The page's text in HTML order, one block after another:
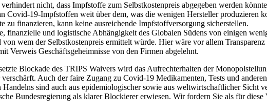
nicht, dass Impfstoffe zum Selbstkostenpreis abgegeben werden
Covid-19-Impfstoffen weit über dem, was die wenigen Hersteller produzieren
zu finanzieren, kann keine ausreichende Impfstoffversorgung sicherstellen.
finanzielle und logistische Abhängigkeit des Globalen Südens von einigen
wem der Selbstkostenpreis ermittelt würde. Hier wäre vor allem
Verweis Geschäftsgeheimnisse von den Firmen abgelehnt.
Blockade des TRIPS Waivers wird das Aufrechterhalten der
Auch der faire Zugang zu Covid-19 Medikamenten, Tests und
sind auch aus epidemiologischer sowie aus weltwirtschaftlicher
Bundesregierung als klarer Blockierer erwiesen. Wir fordern Sie als für